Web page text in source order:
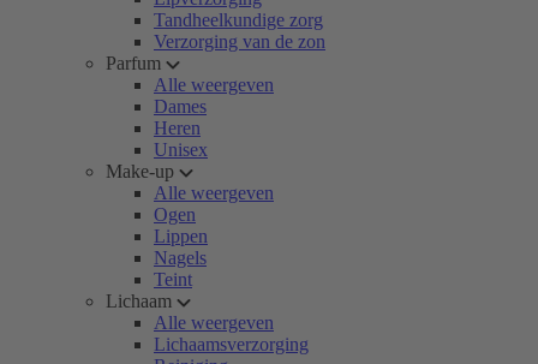
Tandheelkundige zorg
Verzorging van de zon
Parfum
Alle weergeven
Dames
Heren
Unisex
Make-up
Alle weergeven
Ogen
Lippen
Nagels
Teint
Lichaam
Alle weergeven
Lichaamsverzorging